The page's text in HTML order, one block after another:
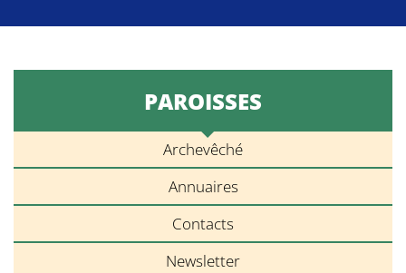
PAROISSES
Archevêché
Annuaires
Contacts
Newsletter